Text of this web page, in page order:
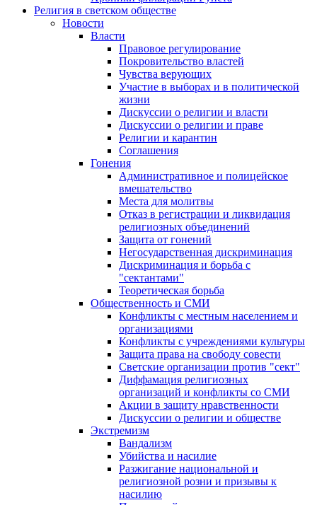
Религия в светском обществе
Новости
Власти
Правовое регулирование
Покровительство властей
Чувства верующих
Участие в выборах и в политической
жизни
Дискуссии о религии и власти
Дискуссии о религии и праве
Религии и карантин
Соглашения
Гонения
Административное и полицейское
вмешательство
Места для молитвы
Отказ в регистрации и ликвидация
религиозных объединений
Защита от гонений
Негосударственная дискриминация
Дискриминация и борьба с
"сектантами"
Теоретическая борьба
Общественность и СМИ
Конфликты с местным населением и
организациями
Конфликты с учреждениями культуры
Защита права на свободу совести
Светские организации против "сект"
Диффамация религиозных
организаций и конфликты со СМИ
Акции в защиту нравственности
Дискуссии о религии и обществе
Экстремизм
Вандализм
Убийства и насилие
Разжигание национальной и
религиозной розни и призывы к
насилию